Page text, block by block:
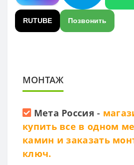
RUTUBE Позвонить
МОНТАЖ
Мета Россия -
купить все в одном
камин и заказать
ключ.